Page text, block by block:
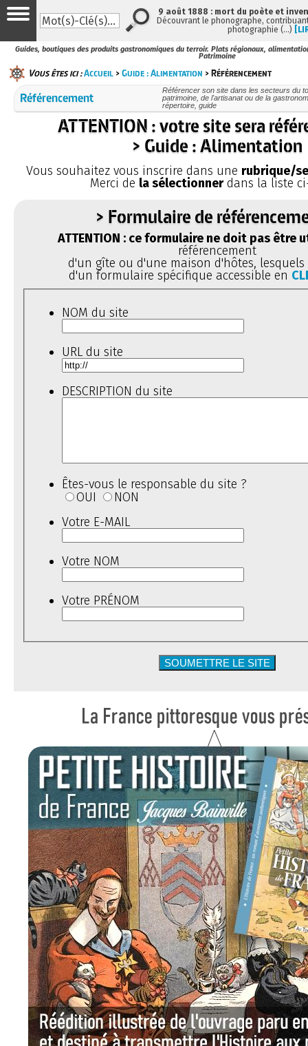
Guides, boutiques des produits gastronomiques du terroir. Plats régionaux,
Patrimoine
Vous êtes ici :Accueil >Guide : Alimentation > Référencement
Référencement
Référencer son site dans les secteurs du
patrimoine, de l'artisanat ou de la
répertoire, guide
ATTENTION : votre site sera
> Guide : Alimentation
Vous souhaitez vous inscrire dans une rubrique/
Merci de la sélectionnerdans la liste
> Formulaire de
ATTENTION : ce formulaire ne doit pas être
référencement
d'un gîte ou d'une maison d'hôtes,
d'un formulaire spécifique accessible en
NOM du site
URL du site
DESCRIPTION du site
Êtes-vous le responsable du site ?
OUI
NON
Votre E-MAIL
Votre NOM
Votre PRÉNOM
9 août 1888 : mort du poète et
Découvrant le phonographe,
photographie (…)